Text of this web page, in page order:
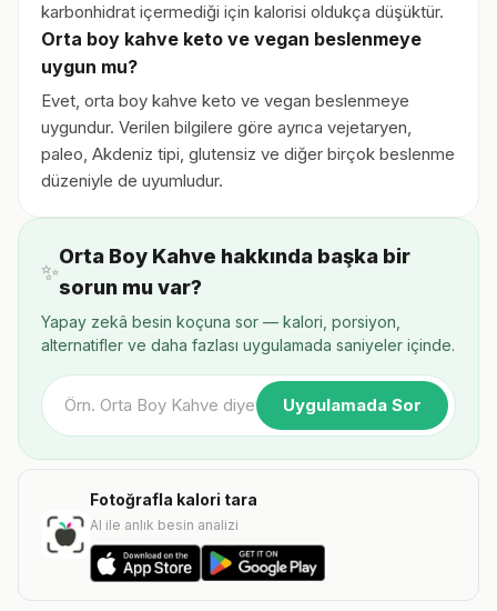
karbonhidrat içermediği için kalorisi oldukça düşüktür.
Orta boy kahve keto ve vegan beslenmeye
uygun mu?
Evet, orta boy kahve keto ve vegan beslenmeye
uygundur. Verilen bilgilere göre ayrıca vejetaryen,
paleo, Akdeniz tipi, glutensiz ve diğer birçok beslenme
düzeniyle de uyumludur.
✨
Orta Boy Kahve hakkında başka bir
sorun mu var?
Yapay zekâ besin koçuna sor — kalori, porsiyon,
alternatifler ve daha fazlası uygulamada saniyeler içinde.
Uygulamada Sor
Fotoğrafla kalori tara
AI ile anlık besin analizi